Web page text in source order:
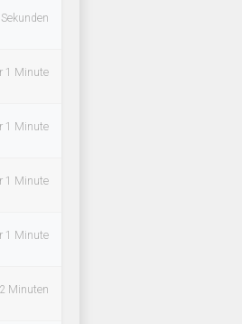
1 Minute
1 Minute
1 Minute
1 Minute
Minuten